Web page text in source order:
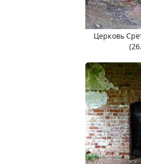
Церковь